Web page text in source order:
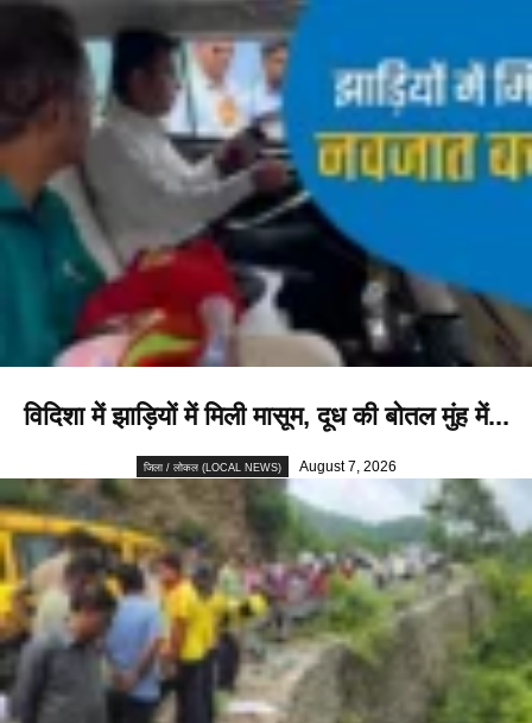
विदिशा में झाड़ियों में मिली मासूम, दूध की बोतल मुंह में...
जिला / लोकल (LOCAL NEWS) August 7, 2026